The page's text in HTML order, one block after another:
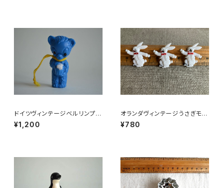
ドイツヴィンテージベルリンプラ
ベア青29
¥1,200
オランダヴィンテージうさぎモチ
ーフプラパーツ30個セットNo6
¥780